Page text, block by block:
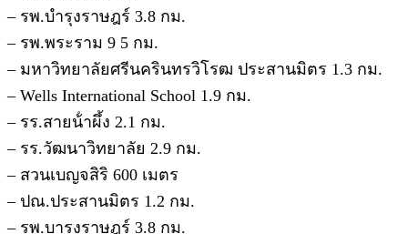
– รพ.บํารุงราษฎร์ 3.8 กม.
– รพ.พระราม 9 5 กม.
– มหาวิทยาลัยศรีนครินทรวิโรฒ ประสานมิตร 1.3 กม.
– Wells International School 1.9 กม.
– รร.สายน้ําผึ้ง 2.1 กม.
– รร.วัฒนาวิทยาลัย 2.9 กม.
– สวนเบญจสิริ 600 เมตร
– ปณ.ประสานมิตร 1.2 กม.
– รพ.บารุงราษฎร์ 3.8 กม.